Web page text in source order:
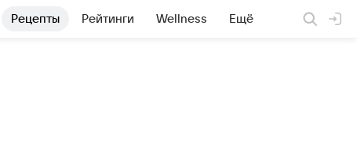
Рецепты Рейтинги Wellness Ещё